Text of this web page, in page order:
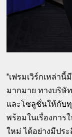
"เฟรมเวิร์กเหล่า
มากมาย ทางบริษั
และโซลูชั่นให้กับ
พร้อมในเรื่องการ
ใหม่ ได้อย่างมีปร